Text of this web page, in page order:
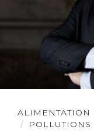
ALIMENTATION
POLLUTIONS
Lire
l'article